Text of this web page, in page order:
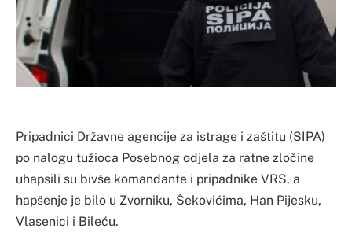
Pripadnici Državne agencije za istrage i zaštitu (SIPA)
po nalogu tužioca Posebnog odjela za ratne zločine
uhapsili su bivše komandante i pripadnike VRS, a
hapšenje je bilo u Zvorniku, Šekovićima, Han Pijesku,
Vlasenici i Bileću.